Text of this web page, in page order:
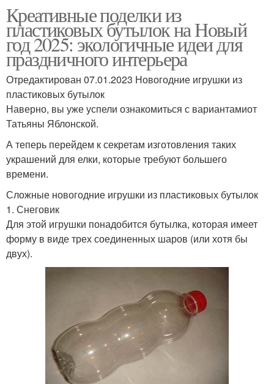
Креативные поделки из
пластиковых бутылок на Новый
год 2025: экологичные идеи для
праздничного интерьера
Отредактирован 07.01.2023 Новогодние игрушки из
пластиковых бутылок
Наверно, вы уже успели ознакомиться с вариантамиот
Татьяны Яблонской.
А теперь перейдем к секретам изготовления таких
украшений для елки, которые требуют большего
времени.
Сложные новогодние игрушки из пластиковых бутылок
1. Снеговик
Для этой игрушки понадобится бутылка, которая имеет
форму в виде трех соединенных шаров (или хотя бы
двух).